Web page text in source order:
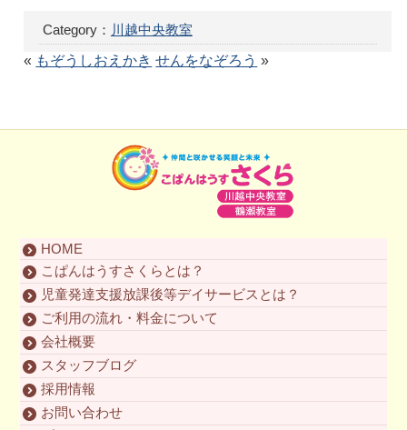
Category： 川越中央教室
« もぞうしおえかき せんをなぞろう »
HOME
こぱんはうすさくらとは？
児童発達支援放課後等デイサービスとは？
ご利用の流れ・料金について
会社概要
スタッフブログ
採用情報
お問い合わせ